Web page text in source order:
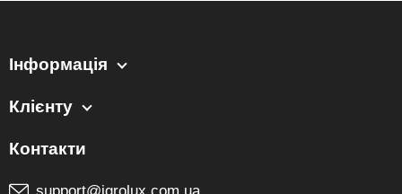
Інформація
Клієнту